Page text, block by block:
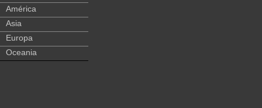
América
Asia
Europa
Oceania